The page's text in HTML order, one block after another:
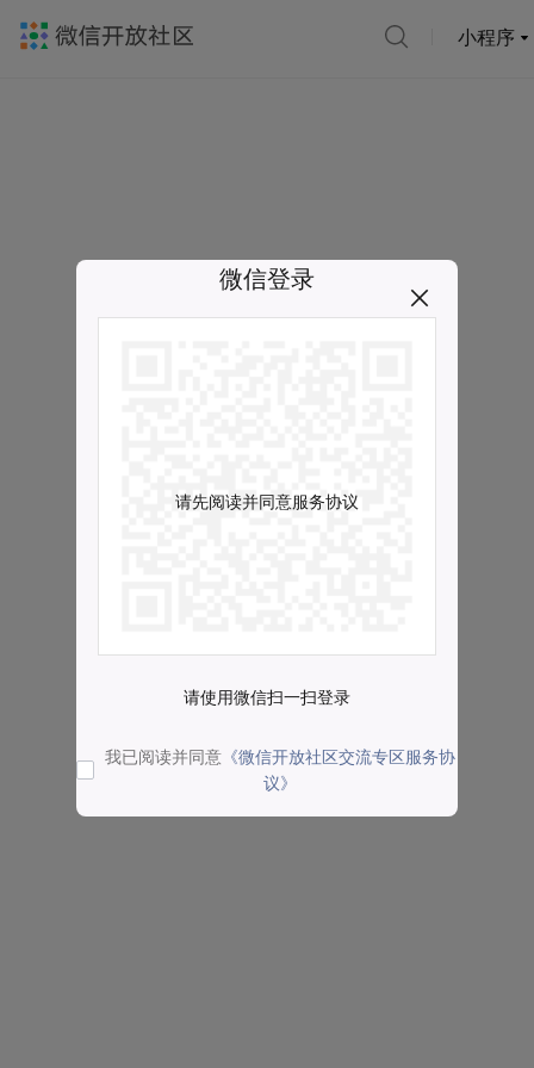
小程序
微信登录
请先阅读并同意服务协议
请使用微信扫一扫登录
我已阅读并同意 《微信开放社区交流专区服务协
议》